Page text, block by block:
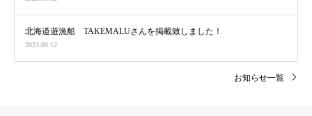
北海道遊漁船 TAKEMALUさんを掲載致しました！
2023.06.12
お知らせ一覧